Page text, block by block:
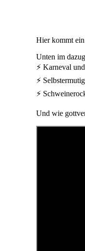
Hier kommt
Unten im
⚡ Karneval
⚡
⚡
Und wie